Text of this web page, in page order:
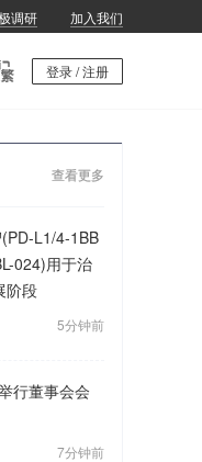
调研 加入我们
登录 / 注册
查看更多
L1/4-1BB
024)用于治
阶段
5分钟前
行董事会会
7分钟前